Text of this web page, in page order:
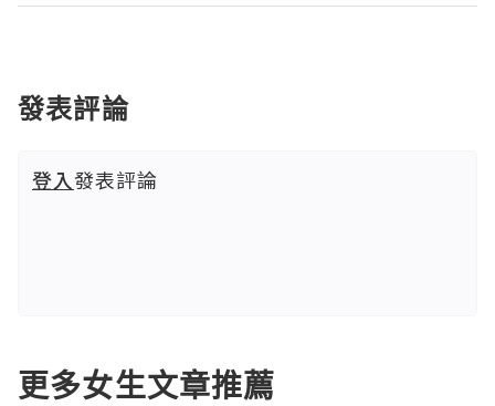
發表評論
登入發表評論
更多女生文章推薦